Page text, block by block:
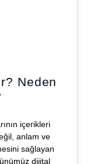
Neden
içerikleri
anlam ve
sağlayan
dijital